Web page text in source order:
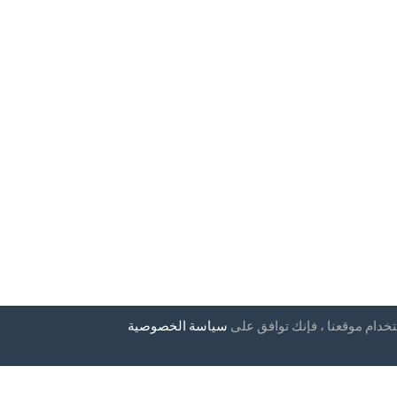
موقعنا ، فإنك توافق على سياسة الخصوصية